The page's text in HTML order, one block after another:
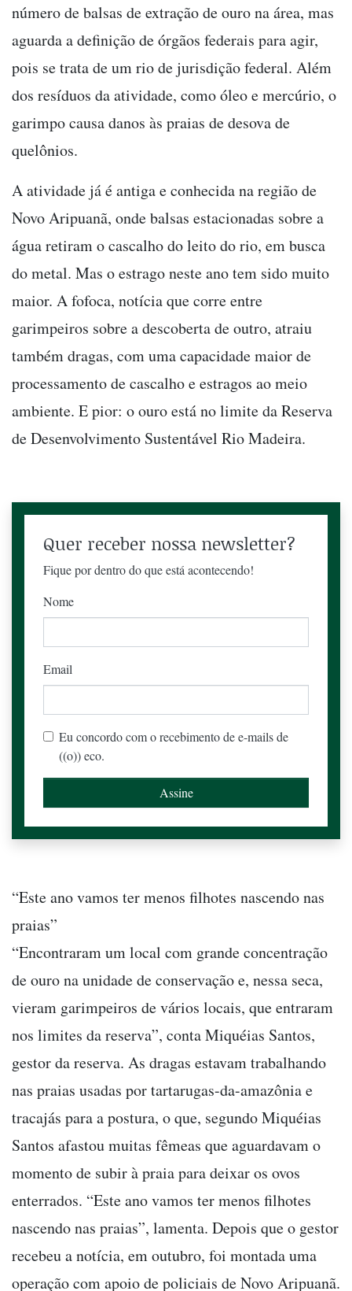
número de balsas de extração de ouro na área, mas
aguarda a definição de órgãos federais para agir,
pois se trata de um rio de jurisdição federal. Além
dos resíduos da atividade, como óleo e mercúrio, o
garimpo causa danos às praias de desova de
quelônios.
A atividade já é antiga e conhecida na região de
Novo Aripuanã, onde balsas estacionadas sobre a
água retiram o cascalho do leito do rio, em busca
do metal. Mas o estrago neste ano tem sido muito
maior. A fofoca, notícia que corre entre
garimpeiros sobre a descoberta de outro, atraiu
também dragas, com uma capacidade maior de
processamento de cascalho e estragos ao meio
ambiente. E pior: o ouro está no limite da Reserva
de Desenvolvimento Sustentável Rio Madeira.
Quer receber nossa newsletter?
Fique por dentro do que está acontecendo!
Nome
Email
Eu concordo com o recebimento de e-mails de
((o)) eco.
“Este ano vamos ter menos filhotes nascendo nas
praias”
“Encontraram um local com grande concentração
de ouro na unidade de conservação e, nessa seca,
vieram garimpeiros de vários locais, que entraram
nos limites da reserva”, conta Miquéias Santos,
gestor da reserva. As dragas estavam trabalhando
nas praias usadas por tartarugas-da-amazônia e
tracajás para a postura, o que, segundo Miquéias
Santos afastou muitas fêmeas que aguardavam o
momento de subir à praia para deixar os ovos
enterrados. “Este ano vamos ter menos filhotes
nascendo nas praias”, lamenta. Depois que o gestor
recebeu a notícia, em outubro, foi montada uma
operação com apoio de policiais de Novo Aripuanã.